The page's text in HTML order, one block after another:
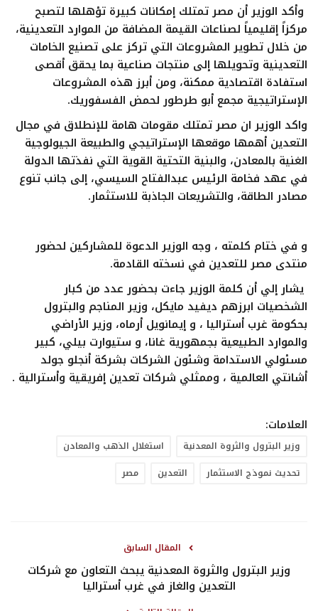
وأكد الوزير أن مصر تمتلك إمكانات كبيرة تؤهلها لتصبح
مركزاً إقليمياً لصناعات القيمة المضافة من الموارد التعدينية،
من خلال تطوير المشروعات التي تركز على تصنيع الخامات
التعدينية وتحويلها إلى منتجات صناعية بما يحقق أقصى
استفادة اقتصادية ممكنة، ومن أبرز هذه المشروعات
الإستراتيجية مجمع أبو طرطور لحمض الفسفوريك.
واكد الوزير ان مصر تمتلك مقومات هامة للإنطلاق في مجال
التعدين أهمها موقعها الإستراتيجي والطبيعة الجيولوجية
الغنية بالمعادن، والبنية التحتية القوية التي نفذتها الدولة
في عهد فخامة الرئيس عبدالفتاح السيسي، إلى جانب تنوع
مصادر الطاقة، والتشريعات الجاذبة للاستثمار.
و في ختام كلمته ، وجه الوزير الدعوة للمشاركين لحضور
منتدى مصر للتعدين في نسخته القادمة.
يشار إلي أن كلمة الوزير جاءت بحضور عدد من كبار
الشخصيات ابرزهم ديفيد مايكل، وزير المناجم والبترول
بحكومة غرب أستراليا ، و إيمانويل أرماه، وزير الأراضي
والموارد الطبيعية بجمهورية غانا، و ستيوارت بيلي، كبير
مسئولي الاستدامة وشئون الشركات بشركة أنجلو جولد
أشانتي العالمية ، وممثلي شركات تعدين إفريقية وأسترالية .
العلامات:
وزير البترول والثروة المعدنية
استغلال الذهب والمعادن
تحديث نموذج الاستثمار
التعدين مصر
المقال السابق
وزير البترول والثروة المعدنية يبحث التعاون مع شركات
التعدين والغاز في غرب أستراليا